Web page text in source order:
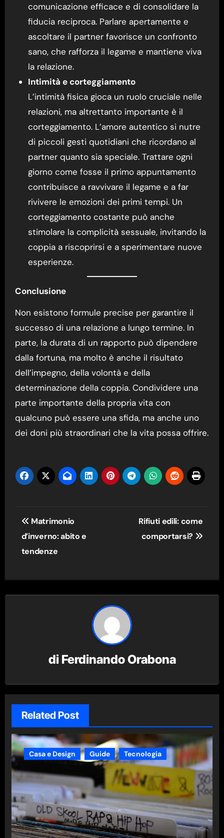
comunicazione efficace e di consolidare la
fiducia reciproca. Parlare apertamente e
ascoltare il partner favorisce un confronto
sano, che rafforza il legame e mantiene viva
la relazione.
Intimità e corteggiamento
L’intimità fisica gioca un ruolo cruciale nelle
relazioni, ma altrettanto importante è il
corteggiamento. L’amore autentico si nutre
di piccoli gesti quotidiani che ricordano al
partner quanto sia speciale. Trattare ogni
giorno come fosse il primo appuntamento
contribuisce a ravvivare il legame e a far
rivivere le emozioni dei primi tempi. Un
corteggiamento costante può anche
stimolare la complicità sessuale, invitando la
coppia a riscoprirsi e a sperimentare nuove
esperienze.
Conclusione
Non esistono formule precise per garantire il
successo di una relazione a lungo termine. In
parte, la durata di un rapporto può dipendere
dalla fortuna, ma molto è anche il risultato
dell’impegno, della volontà e della
determinazione della coppia. Condividere una
parte importante della propria vita con
qualcuno può essere una sfida, ma anche uno
dei doni più straordinari che la vita possa offrire.
Navigazione
articoli
Matrimonio
d’inverno: abito e
tendenze
Rifiuti edili: come
comportarsi?
di Ferdinando Orabona
Related Post
Casa e Design Guide Tecnologia